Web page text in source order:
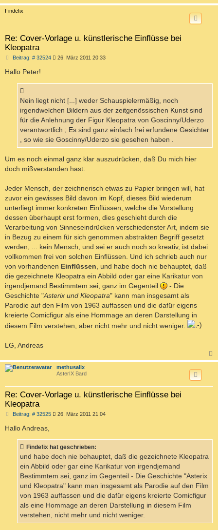
a
Findefix
Re: Cover-Vorlage u. künstlerische Einflüsse bei
Kleopatra
Beitrag: # 32524B
r
26. März 2011 20:33
Hallo Peter!
Nein liegt nicht [...] weder Schauspielermäßig, noch
irgendwelchen Bildern aus der zeitgenössischen Kunst sind
für die Anlehnung der Figur Kleopatra von Goscinny/Uderzo
verantwortlich ; Es sind ganz einfach frei erfundene Gesichter
, so wie sie Goscinny/Uderzo sie gesehen haben .
Um es noch einmal ganz klar auszudrücken, daß Du mich hier
doch mißverstanden hast:
Jeder Mensch, der zeichnerisch etwas zu Papier bringen will, hat
zuvor ein gewisses Bild davon im Kopf, dieses Bild wiederum
unterliegt immer konkreten Einflüssen, welche die Vorstellung
dessen überhaupt erst formen, dies geschieht durch die
Verarbeitung von Sinneseindrücken verschiedenster Art, indem sie
in Bezug zu einem für sich genommen abstrakten Begriff gesetzt
werden; ... kein Mensch, und sei er auch noch so kreativ, ist dabei
vollkommen frei von solchen Einflüssen. Und ich schrieb auch nur
von vorhandenen Einflüssen , und habe doch nie behauptet, daß
die gezeichnete Kleopatra ein Abbild oder gar eine Karikatur von
irgendjemand Bestimmtem sei, ganz im Gegenteil
- Die
Geschichte "Asterix und Kleopatra" kann man insgesamt als
Parodie auf den Film von 1963 auffassen und die dafür eigens
kreierte Comicfigur als eine Hommage an deren Darstellung in
diesem Film verstehen, aber nicht mehr und nicht weniger.
LG, Andreas
a
methusalix
AsterIX Bard
Re: Cover-Vorlage u. künstlerische Einflüsse bei
Kleopatra
Beitrag: # 32525B
r
a
26. März 2011 21:04
Hallo Andreas,
Findefix hat geschrieben:
und habe doch nie behauptet, daß die gezeichnete Kleopatra
ein Abbild oder gar eine Karikatur von irgendjemand
Bestimmtem sei, ganz im Gegenteil - Die Geschichte "Asterix
und Kleopatra" kann man insgesamt als Parodie auf den Film
von 1963 auffassen und die dafür eigens kreierte Comicfigur
als eine Hommage an deren Darstellung in diesem Film
verstehen, nicht mehr und nicht weniger.